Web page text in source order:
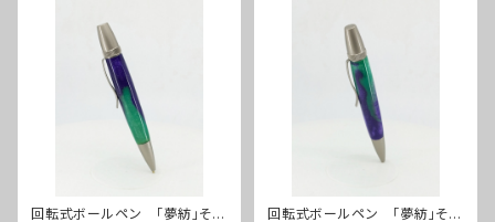
回転式ボールペン 「夢紡」その
回転式ボールペン 「夢紡」その